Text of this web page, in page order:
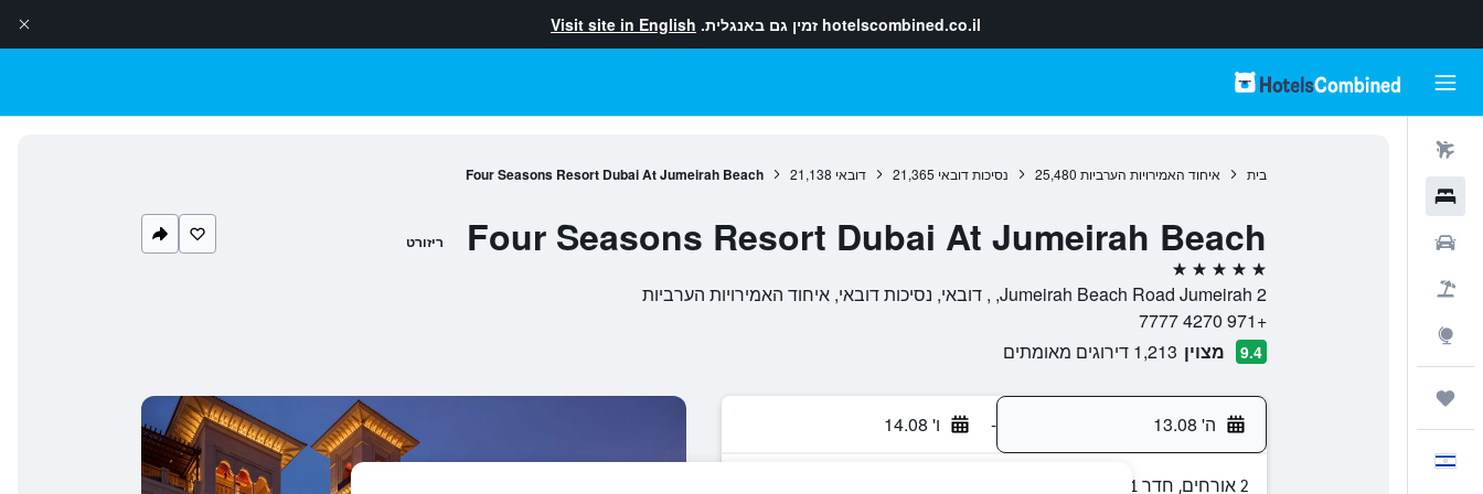
hotelscombined.co.il זמין גם באנגלית. Visit site in English
בית איחוד האמירויות הערביות 25,480 נסיכות דובאי 21,365 דובאי 21,138
Four Seasons Resort Dubai At Jumeirah Beach
Four Seasons Resort Dubai At Jumeirah Beach ריזורט
5 כוכבים
Jumeirah Beach Road Jumeirah 2, , דובאי, נסיכות דובאי, איחוד האמירויות הערביות
+971 4270 7777
9.4 מצוין 1,213 דירוגים מאומתים
ה' 13.08 - ו' 14.08
2 אורחים, חדר 1